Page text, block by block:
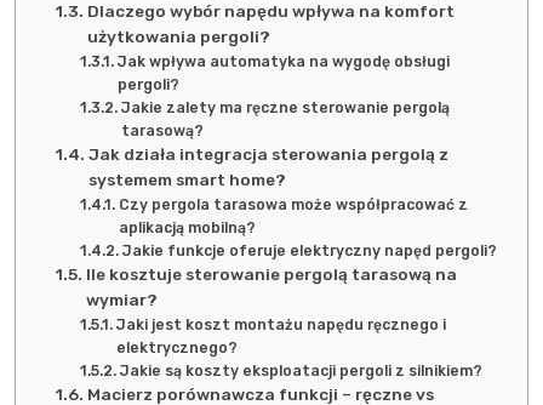
Dlaczego wybór napędu wpływa na komfort
użytkowania pergoli?
Jak wpływa automatyka na wygodę obsługi
pergoli?
Jakie zalety ma ręczne sterowanie pergolą
tarasową?
Jak działa integracja sterowania pergolą z
systemem smart home?
Czy pergola tarasowa może współpracować z
aplikacją mobilną?
Jakie funkcje oferuje elektryczny napęd pergoli?
Ile kosztuje sterowanie pergolą tarasową na
wymiar?
Jaki jest koszt montażu napędu ręcznego i
elektrycznego?
Jakie są koszty eksploatacji pergoli z silnikiem?
Macierz porównawcza funkcji – ręczne vs